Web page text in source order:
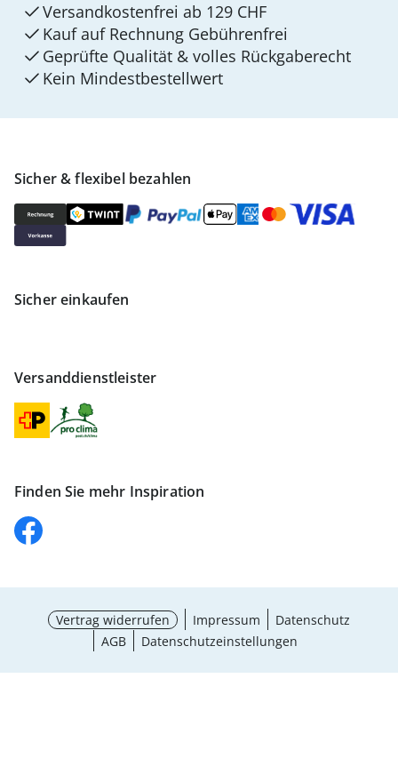
Sicher & flexibel bezahlen
Sicher einkaufen
Versanddienstleister
Finden Sie mehr Inspiration
Versandkostenfrei ab 129 CHF
Kauf auf Rechnung Gebührenfrei
Geprüfte Qualität & volles Rückgaberecht
Kein Mindest­bestellwert
Vertrag widerrufen Impressum
Datenschutz
AGB
Datenschutzeinstellungen